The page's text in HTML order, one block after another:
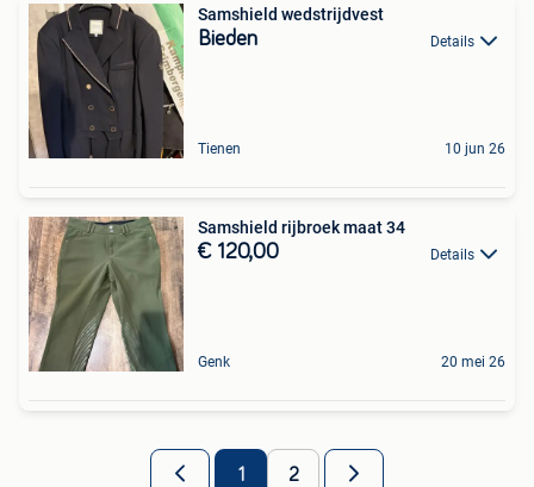
Samshield wedstrijdvest
Bieden Details
Tienen 10 jun 26
Samshield rijbroek maat 34
€ 120,00 Details
Genk 20 mei 26
1 2